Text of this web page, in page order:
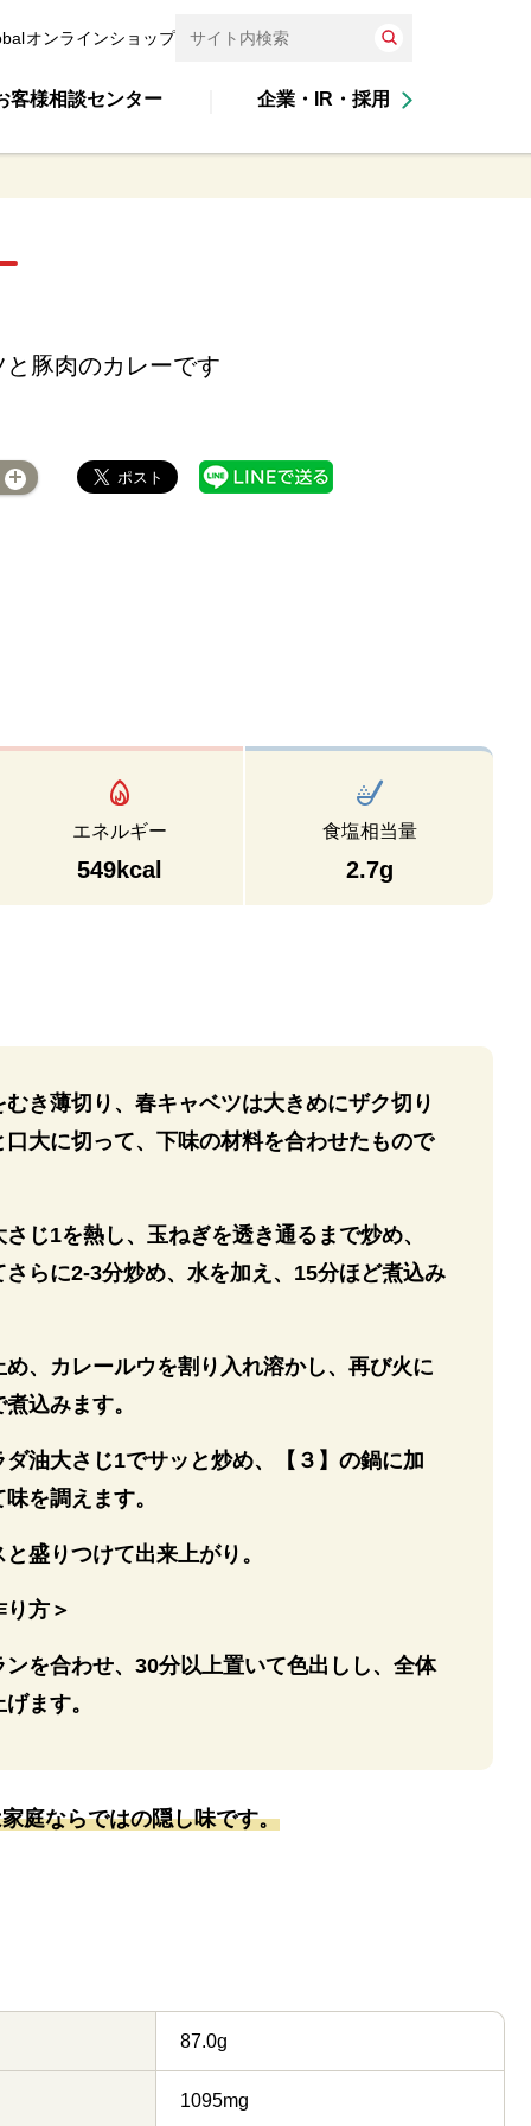
オンラインショップ
客様相談センター 企業・IR・採用
豚肉のカレーです
エネルギー
549kcal
食塩相当量
2.7g
むき薄切り、春キャベツは大きめにザク切り
大に切って、下味の材料を合わせたもので
さじ1を熱し、玉ねぎを透き通るまで炒め、
さらに2-3分炒め、水を加え、15分ほど煮込み
め、カレールウを割り入れ溶かし、再び火に
込みます。
ダ油大さじ1でサッと炒め、【３】の鍋に加
を調えます。
盛りつけて出来上がり。
り方＞
ンを合わせ、30分以上置いて色出しし、全体
ます。
庭ならではの隠し味です。
87.0g
1095mg